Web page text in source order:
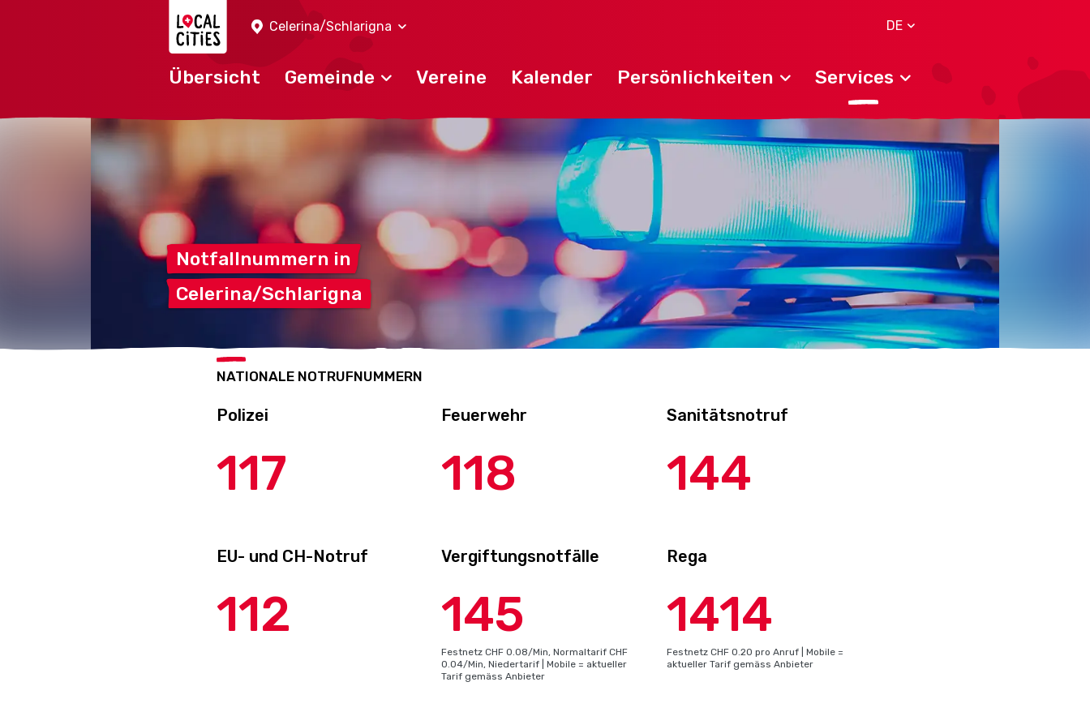
Celerina/Schlarigna
DE
Übersicht Gemeinde Vereine Kalender Persönlichkeiten Services
Notfallnummern in
Celerina/Schlarigna
NATIONALE NOTRUFNUMMERN
Polizei
117
Feuerwehr
118
Sanitätsnotruf
144
EU- und CH-Notruf
112
Vergiftungsnotfälle
145
Festnetz CHF 0.08/Min, Normaltarif CHF
0.04/Min, Niedertarif | Mobile = aktueller
Tarif gemäss Anbieter
Rega
1414
Festnetz CHF 0.20 pro Anruf | Mobile =
aktueller Tarif gemäss Anbieter